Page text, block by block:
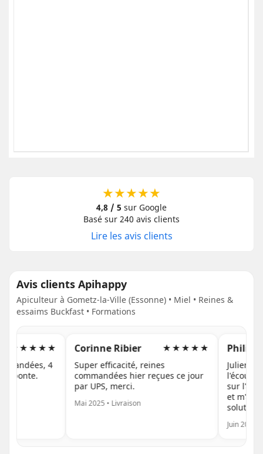
★★★★★
4,8 / 5 sur Google
Basé sur 240 avis clients
Lire les avis clients
Avis clients Apihappy
Apiculteur à Gometz-la-Ville (Essonne) • Miel • Reines &
essaims Buckfast • Formations
★★★★★
4
ponte.
Corinne Ribier
★★★★★
Super efficacité, reines
commandées hier reçues ce jour
par UPS, merci.
Mai 2025 • Livraison
Philippe
Julien de
l'écoute
sur
et m'a
solutions
Juin 2025 •